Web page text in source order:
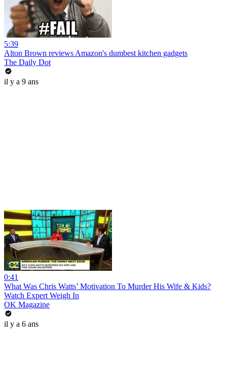
5:39
Alton Brown reviews Amazon's dumbest kitchen gadgets
The Daily Dot
il y a 9 ans
0:41
What Was Chris Watts’ Motivation To Murder His Wife & Kids?
Watch Expert Weigh In
OK Magazine
il y a 6 ans